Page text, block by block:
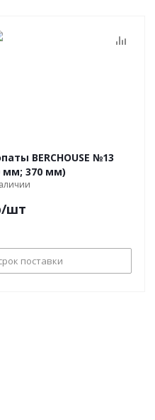
BERCHOUSE №13
мм; 370 мм)
/шт
поставки